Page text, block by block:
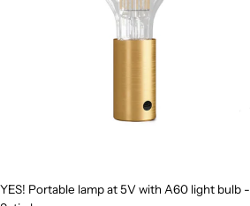
YES! Portable lamp at 5V with A60 light bulb -